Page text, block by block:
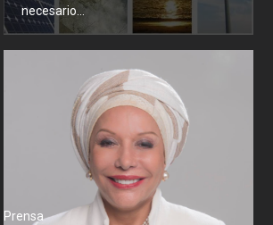
necesario...
Prensa